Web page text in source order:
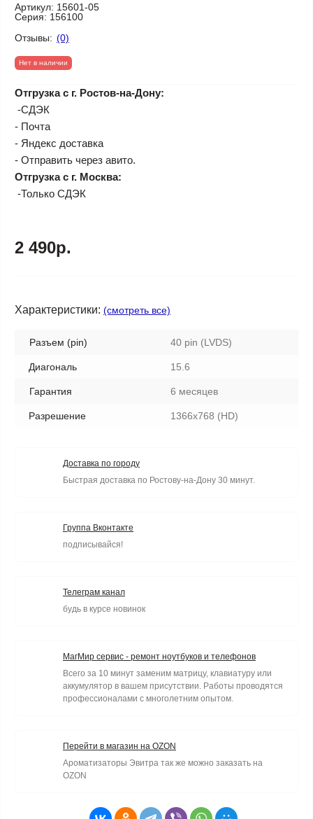
Артикул: 15601-05
Серия: 156100
Отзывы: (0)
Нет в наличии
Отгрузка с г. Ростов-на-Дону:
-СДЭК
- Почта
- Яндекс доставка
- Отправить через авито.
Отгрузка с г. Москва:
-Только СДЭК
2 490р.
Характеристики: (смотреть все)
Разъем (pin) 40 pin (LVDS)
Диагональ 15.6
Гарантия 6 месяцев
Разрешение 1366x768 (HD)
Доставка по городу
Быстрая доставка по Ростову-на-Дону 30 минут.
Группа Вконтакте
подписывайся!
Телеграм канал
будь в курсе новинок
МагМир сервис - ремонт ноутбуков и телефонов
Всего за 10 минут заменим матрицу, клавиатуру или
аккумулятор в вашем присутствии. Работы проводятся
профессионалами с многолетним опытом.
Перейти в магазин на OZON
Ароматизаторы Эвитра так же можно заказать на
OZON